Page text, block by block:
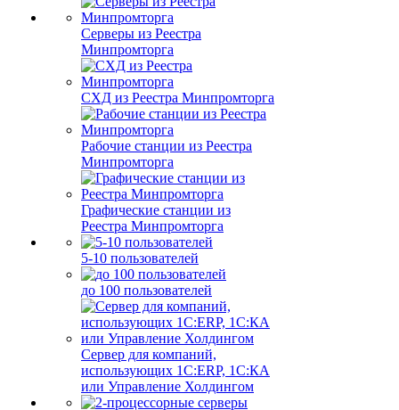
Серверы из Реестра
Минпромторга
СХД из Реестра Минпромторга
Рабочие станции из Реестра
Минпромторга
Графические станции из
Реестра Минпромторга
5-10 пользователей
до 100 пользователей
Сервер для компаний,
использующих 1C:ERP, 1С:КА
или Управление Холдингом